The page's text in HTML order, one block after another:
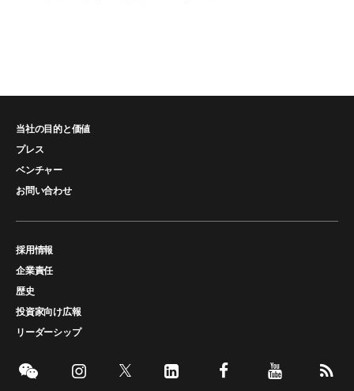
当社の目的と価値
プレス
ベンチャー
お問い合わせ
採用情報
企業責任
歴史
投資家向け広報
リーダーシップ